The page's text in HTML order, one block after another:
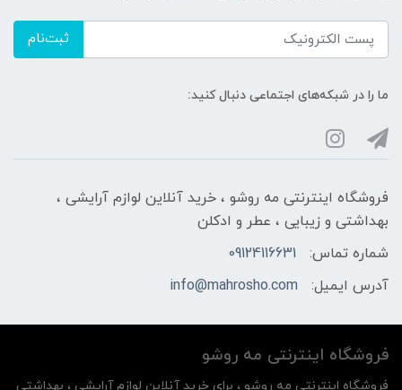
ثبت‌نام
ما را در شبکه‌های اجتماعی دنبال کنید:
فروشگاه اینترنتی مه‌ رو‌شو ، خرید آنلاین لوازم آرایشی ،
بهداشتی و زیبایی ، عطر و ادکلن
شماره تماس:
09124116631
آدرس ایمیل:
info@mahrosho.com
فروشگاه اینترنتی مه‌ رو‌شو
فروشگاه اینترنتی مه‌ رو‌شو ، برای خرید آنلاین لوازم آرایشی ، بهداشتی